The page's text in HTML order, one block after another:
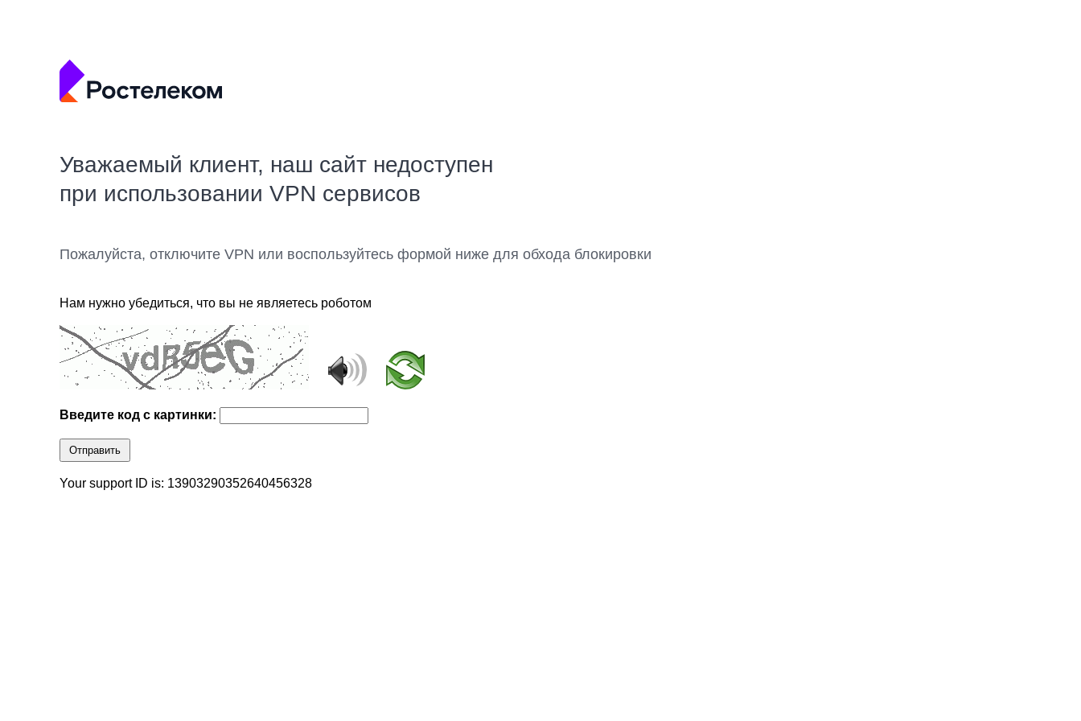
Уважаемый клиент, наш сайт недоступен
при использовании VPN сервисов
Пожалуйста, отключите VPN или воспользуйтесь формой ниже для обхода блокировки
Нам нужно убедиться, что вы не являетесь роботом
Введите код с картинки:
Отправить
Your support ID is: 13903290352640456328